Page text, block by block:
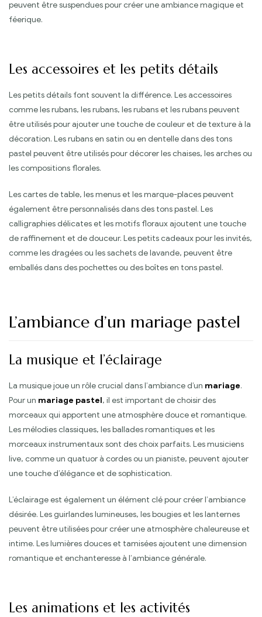
peuvent être suspendues pour créer une ambiance magique et
féerique.
Les accessoires et les petits détails
Les petits détails font souvent la différence. Les accessoires
comme les rubans, les rubans, les rubans et les rubans peuvent
être utilisés pour ajouter une touche de couleur et de texture à la
décoration. Les rubans en satin ou en dentelle dans des tons
pastel peuvent être utilisés pour décorer les chaises, les arches ou
les compositions florales.
Les cartes de table, les menus et les marque-places peuvent
également être personnalisés dans des tons pastel. Les
calligraphies délicates et les motifs floraux ajoutent une touche
de raffinement et de douceur. Les petits cadeaux pour les invités,
comme les dragées ou les sachets de lavande, peuvent être
emballés dans des pochettes ou des boîtes en tons pastel.
L’ambiance d’un mariage pastel
La musique et l’éclairage
La musique joue un rôle crucial dans l’ambiance d’un mariage.
Pour un mariage pastel, il est important de choisir des
morceaux qui apportent une atmosphère douce et romantique.
Les mélodies classiques, les ballades romantiques et les
morceaux instrumentaux sont des choix parfaits. Les musiciens
live, comme un quatuor à cordes ou un pianiste, peuvent ajouter
une touche d’élégance et de sophistication.
L’éclairage est également un élément clé pour créer l’ambiance
désirée. Les guirlandes lumineuses, les bougies et les lanternes
peuvent être utilisées pour créer une atmosphère chaleureuse et
intime. Les lumières douces et tamisées ajoutent une dimension
romantique et enchanteresse à l’ambiance générale.
Les animations et les activités